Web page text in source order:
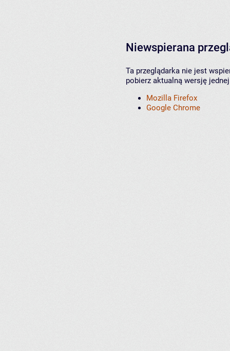
Niewspierana
Ta przeglądarka nie jest
pobierz aktualną wersję
Mozilla Firefox
Google Chrome